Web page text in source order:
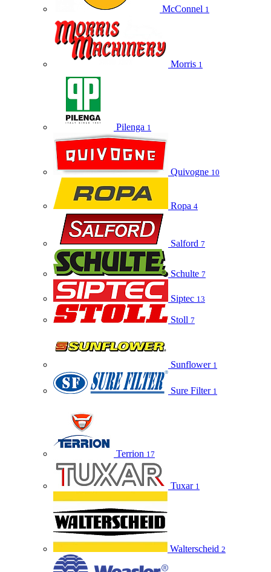
McConnel 1
Morris 1
Pilenga 1
Quivogne 10
Ropa 4
Salford 7
Schulte 7
Siptec 13
Stoll 7
Sunflower 1
Sure Filter 1
Terrion 17
Tuxar 1
Walterscheid 2